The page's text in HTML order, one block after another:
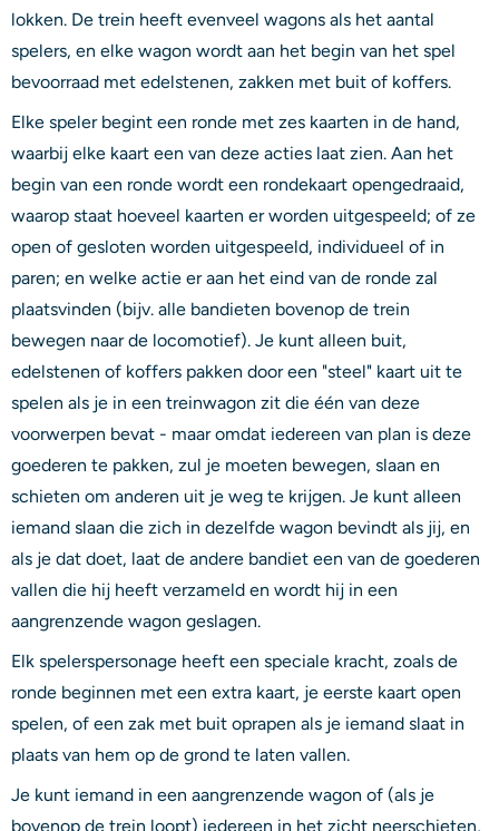
lokken. De trein heeft evenveel wagons als het aantal
spelers, en elke wagon wordt aan het begin van het spel
bevoorraad met edelstenen, zakken met buit of koffers.
Elke speler begint een ronde met zes kaarten in de hand,
waarbij elke kaart een van deze acties laat zien. Aan het
begin van een ronde wordt een rondekaart opengedraaid,
waarop staat hoeveel kaarten er worden uitgespeeld; of ze
open of gesloten worden uitgespeeld, individueel of in
paren; en welke actie er aan het eind van de ronde zal
plaatsvinden (bijv. alle bandieten bovenop de trein
bewegen naar de locomotief). Je kunt alleen buit,
edelstenen of koffers pakken door een "steel" kaart uit te
spelen als je in een treinwagon zit die één van deze
voorwerpen bevat - maar omdat iedereen van plan is deze
goederen te pakken, zul je moeten bewegen, slaan en
schieten om anderen uit je weg te krijgen. Je kunt alleen
iemand slaan die zich in dezelfde wagon bevindt als jij, en
als je dat doet, laat de andere bandiet een van de goederen
vallen die hij heeft verzameld en wordt hij in een
aangrenzende wagon geslagen.
Elk spelerspersonage heeft een speciale kracht, zoals de
ronde beginnen met een extra kaart, je eerste kaart open
spelen, of een zak met buit oprapen als je iemand slaat in
plaats van hem op de grond te laten vallen.
Je kunt iemand in een aangrenzende wagon of (als je
bovenop de trein loopt) iedereen in het zicht neerschieten,